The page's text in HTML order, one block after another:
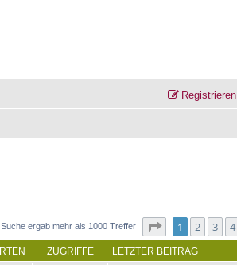
Registrieren
Suche ergab mehr als 1000 Treffer Seite von20
1 2 3 4
ZUGRIFFE LETZTER BEITRAG